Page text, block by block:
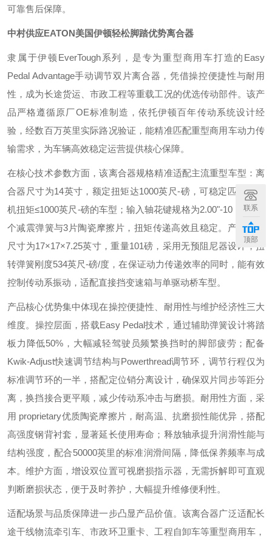
可靠售后保障。
中村供应EATON美国伊顿轻松脚踏优势离合器
隶属于伊顿EverTough系列，是专为重型商用车打造的Easy
Pedal Advantage手动调节双片离合器，凭借操控便捷性与耐用
性，成为长途货运、市政工程等重载工况的优选传动部件。该产
品严格遵循原厂OE标准制造，依托伊顿百年传动系统设计经
验，经数百万英里实际路况验证，能精准匹配重型商用车动力传
输需求，为车辆高效稳定运营提供核心保障。
在核心技术参数方面，该离合器规格精准适配主流重型车型：离
合器尺寸为14英寸，额定扭矩达1000英尺-磅，可稳定匹配发动
机扭矩≤1000英尺-磅的车型；输入轴花键规格为2.00"-10，配备8
个减震弹簧与3片陶瓷摩擦片，扭矩传递高效且稳定。产品物理
尺寸为17×17×7.25英寸，重量101磅，采用无预阻尼器设计，扭
转弹簧刚度534英尺-磅/度，在保证动力传递效率的同时，能有效
控制传动系振动，适配直接挡变速箱与单驱动桥车型。
产品核心优势集中体现在操控便捷性、耐用性与维护经济性三大
维度。操控层面，搭载Easy Pedal技术，通过辅助弹簧设计将踏
板力降低50%，大幅减轻驾驶员频繁换挡时的脚部疲劳；配备
Kwik-Adjust快速调节结构与Powerthread调节环，调节行程仅为
标准调节环的一半，搭配定位销分离设计，确保双片同步等距分
离，换挡接合更平顺，减少传动系冲击与磨损。耐用性方面，采
用 proprietary优质陶瓷摩擦片，耐高温、抗磨损性能优异，搭配
高强度钢背衬套，显著延长使用寿命；释放轴承提升润滑性能与
结构强度，配合50000英里的标准润滑间隔，降低保养频率与成
本。维护方面，增设双位置可视磨损指示器，无需拆解即可直观
判断磨损状态，便于及时养护，大幅提升维修便利性。
适配场景与品质保障进一步凸显产品价值。该离合器广泛适配长
途干线物流牵引车、市政环卫重卡、工程自卸车等重型商用车，
联系
顶部